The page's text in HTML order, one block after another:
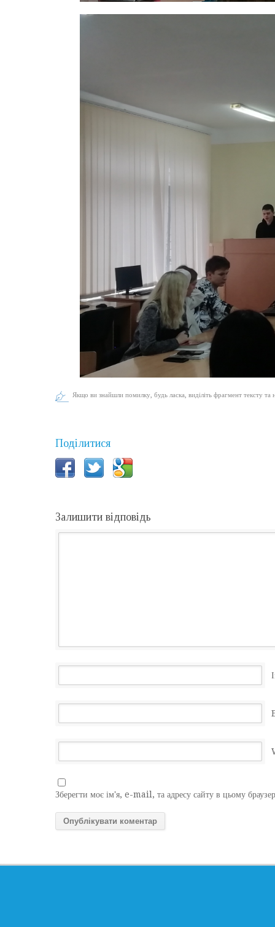
Якщо ви знайшли помилку, будь ласка, виділіть фрагмент тексту та
Поділитися
Залишити відповідь
Зберегти моє ім'я, e-mail, та адресу сайту в цьому